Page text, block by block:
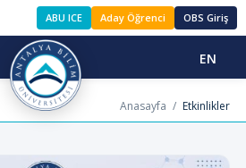
ABU ICE Aday Öğrenci OBS Giriş
EN
Anasayfa / Etkinlikler